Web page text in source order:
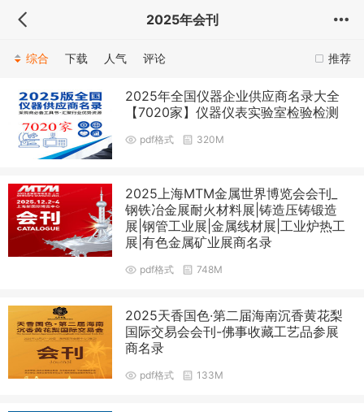
2025年会刊
推荐
综合 下载 人气 评论
2025年全国仪器企业供应商名录大全
【7020家】仪器仪表实验室检验检测
pdf格式 320M
2025上海MTM金属世界博览会会刊_
钢铁冶金展耐火材料展|铸造压铸锻造
展|钢管工业展|金属线材展|工业炉热工
展|有色金属矿业展商名录
pdf格式 748M
2025天香国色·第二届海南沉香黄花梨
国际交易会会刊-佛事收藏工艺品参展
商名录
pdf格式 133M